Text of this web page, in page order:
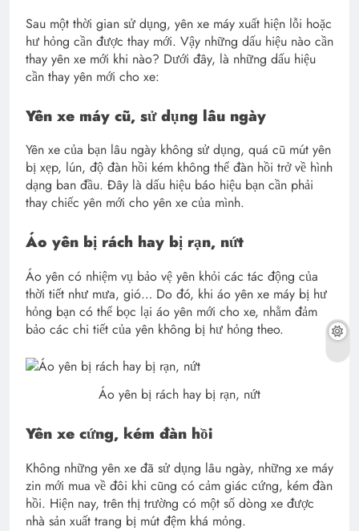
Sau một thời gian sử dụng, yên xe máy xuất hiện lỗi hoặc
hư hỏng cần được thay mới. Vậy những dấu hiệu nào cần
thay yên xe mới khi nào? Dưới đây, là những dấu hiệu
cần thay yên mới cho xe:
Yên xe máy cũ, sử dụng lâu ngày
Yên xe của bạn lâu ngày không sử dụng, quá cũ mút yên
bị xẹp, lún, độ đàn hồi kém không thể đàn hồi trở về hình
dạng ban đầu. Đây là dấu hiệu báo hiệu bạn cần phải
thay chiếc yên mới cho yên xe của mình.
Áo yên bị rách hay bị rạn, nứt
Áo yên có nhiệm vụ bảo vệ yên khỏi các tác động của
thời tiết như mưa, gió… Do đó, khi áo yên xe máy bị hư
hỏng bạn có thể bọc lại áo yên mới cho xe, nhằm đảm
bảo các chi tiết của yên không bị hư hỏng theo.
Áo yên bị rách hay bị rạn, nứt
Yên xe cứng, kém đàn hồi
Không những yên xe đã sử dụng lâu ngày, những xe máy
zin mới mua về đôi khi cũng có cảm giác cứng, kém đàn
hồi. Hiện nay, trên thị trường có một số dòng xe được
nhà sản xuất trang bị mút đệm khá mỏng.